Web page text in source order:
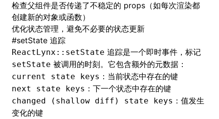
检查父组件是否传递了不稳定的 props（如每次渲染都
创建新的对象或函数）
优化状态管理，避免不必要的状态更新
#setState 追踪
ReactLynx::setState 追踪是一个即时事件，标记
setState 被调用的时刻。它包含额外的元数据：
current state keys ：当前状态中存在的键
next state keys ：下一个状态中存在的键
changed (shallow diff) state keys ：值发生
变化的键